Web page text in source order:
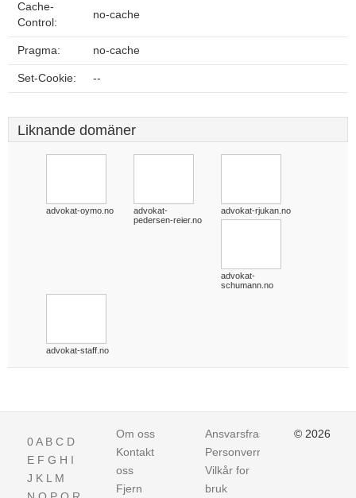
Cache-
Control:
no-cache
Pragma: no-cache
Set-Cookie: --
Liknande domäner
advokat-oymo.no
advokat-
pedersen-reier.no
advokat-rjukan.no
advokat-
schumann.no
advokat-staff.no
0A B C D
E F G H I
J K L M
Om oss
Kontakt
oss
Fjern
Ansvarsfraskrivelse
Personvern
Vilkår for
bruk
© 2026